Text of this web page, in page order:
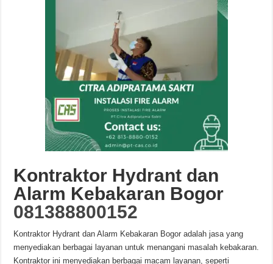
Kontraktor Hydrant dan
Alarm Kebakaran Bogor
081388800152
Kontraktor Hydrant dan Alarm Kebakaran Bogor adalah jasa yang
menyediakan berbagai layanan untuk menangani masalah kebakaran.
Kontraktor ini menyediakan berbagai macam layanan, seperti